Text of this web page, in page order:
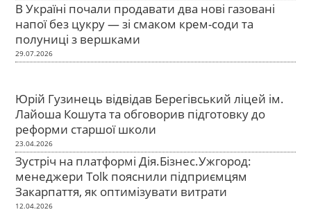
В Україні почали продавати два нові газовані
напої без цукру — зі смаком крем-соди та
полуниці з вершками
29.07.2026
Юрій Гузинець відвідав Берегівський ліцей ім.
Лайоша Кошута та обговорив підготовку до
реформи старшої школи
23.04.2026
Зустріч на платформі Дія.Бізнес.Ужгород:
менеджери Tolk пояснили підприємцям
Закарпаття, як оптимізувати витрати
12.04.2026